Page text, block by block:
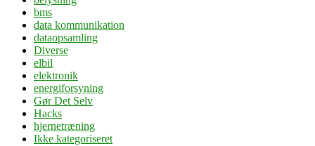
bms
data kommunikation
dataopsamling
Diverse
elbil
elektronik
energiforsyning
Gør Det Selv
Hacks
hjernetræning
Ikke kategoriseret